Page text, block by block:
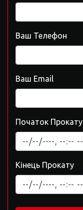
Ваш Телефон
Ваш Email
Початок Прокату
Кінець Прокату